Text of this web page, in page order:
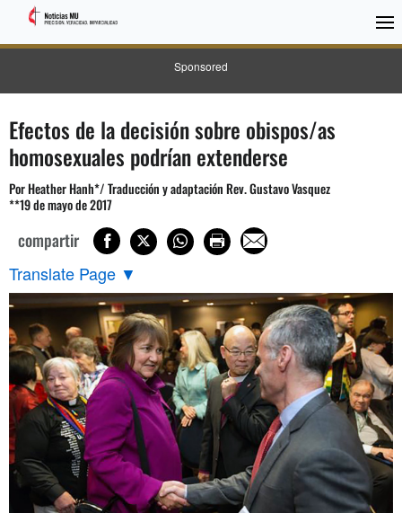
Sponsored
Efectos de la decisión sobre obispos/as
homosexuales podrían extenderse
Por Heather Hanh*/ Traducción y adaptación Rev. Gustavo Vasquez
**19 de mayo de 2017
compartir
Translate Page ▼